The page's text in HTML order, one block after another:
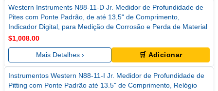
Western Instruments N88-11-D Jr. Medidor de Profundidade de
Pites com Ponte Padrão, de até 13,5" de Comprimento,
Indicador Digital, para Medição de Corrosão e Perda de Material
$1,008.00
Mais Detalhes › 🛒 Adicionar
Instrumentos Western N88-11-I Jr. Medidor de Profundidade de
Pitting com Ponte Padrão até 13.5" de Comprimento, Relógio